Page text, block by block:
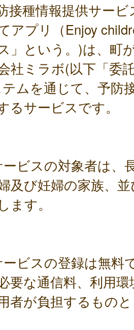
接種情報提供サービ
アプリ（Enjoy
」という。)は、町
社ミラボ(以下「委
ムを通じて、予防
るサービスです。
ビスの対象者は、
及び妊婦の家族、
ます。
ビスの登録は無料
要な通信料、利用
者が負担するもの